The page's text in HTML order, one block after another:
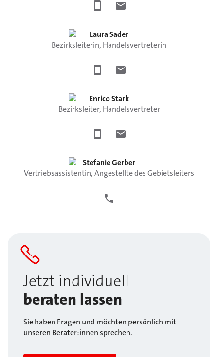
LauraSader
Bezirksleiterin, Handelsvertreterin
EnricoStark
Bezirksleiter, Handelsvertreter
StefanieGerber
Vertriebsassistentin, Angestellte des Gebietsleiters
Jetzt individuell
beraten lassen
Sie haben Fragen und möchten persönlich mit
unseren Berater:innen sprechen.